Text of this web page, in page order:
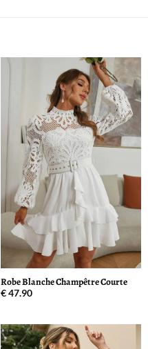
Robe Blanche Champêtre Courte
€47.90